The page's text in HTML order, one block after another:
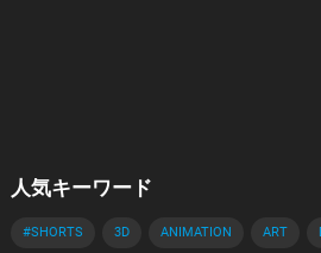
人気キーワード
#SHORTS 3D ANIMATION ART